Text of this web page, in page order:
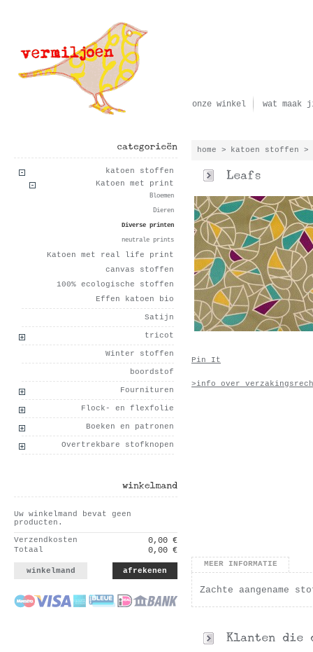
onze winkel wat maak
katoen stoffen
Katoen met print
Bloemen
Dieren
Diverse printen
neutrale prints
Katoen met real life print
canvas stoffen
100% ecologische stoffen
Effen katoen bio
Satijn
tricot
Winter stoffen
boordstof
Fournituren
Flock- en flexfolie
Boeken en patronen
Overtrekbare stofknopen
Uw winkelmand bevat geen
producten.
Verzendkosten 0,00 €
Totaal 0,00 €
winkelmand afrekenen
home > katoen stoffen >
Pin It
>info over
MEER INFORMATIE
Zachte aangename